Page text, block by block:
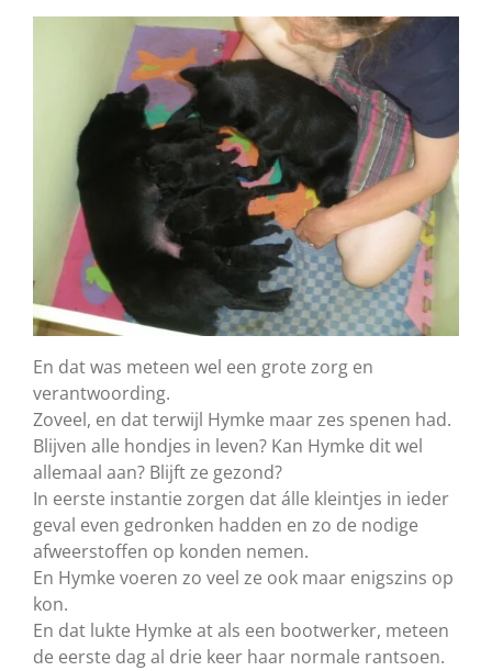
En dat was meteen wel een grote zorg en
verantwoording.
Zoveel, en dat terwijl Hymke maar zes spenen had.
Blijven alle hondjes in leven? Kan Hymke dit wel
allemaal aan? Blijft ze gezond?
In eerste instantie zorgen dat álle kleintjes in ieder
geval even gedronken hadden en zo de nodige
afweerstoffen op konden nemen.
En Hymke voeren zo veel ze ook maar enigszins op
kon.
En dat lukte Hymke at als een bootwerker, meteen
de eerste dag al drie keer haar normale rantsoen.